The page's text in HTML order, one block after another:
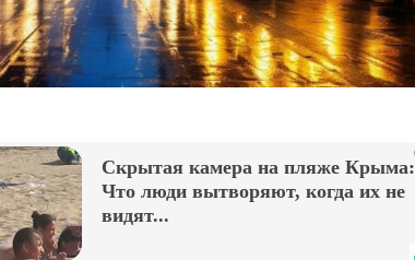
Скрытая камера на пляже Крыма:
Что люди вытворяют, когда их не
видят...